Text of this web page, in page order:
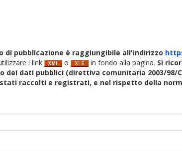
di pubblicazione è raggiungibile all'indirizzo
i link
o in fondo alla pagina. Si
dati pubblici (direttiva comunitaria 2003/98/
raccolti e registrati, e nel rispetto della